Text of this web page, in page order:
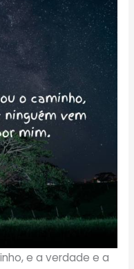
e a verdade e a